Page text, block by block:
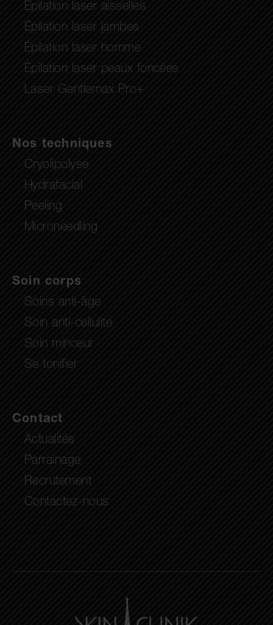
Épilation laser aisselles
Épilation laser jambes
Épilation laser homme
Épilation laser peaux foncées
Laser Gentlemax Pro+
Nos techniques
Cryolipolyse
Hydrafacial
Peeling
Microneedling
Soin corps
Soins anti-âge
Soin anti-cellulite
Soin minceur
Se tonifier
Contact
Actualités
Parrainage
Recrutement
Contactez-nous